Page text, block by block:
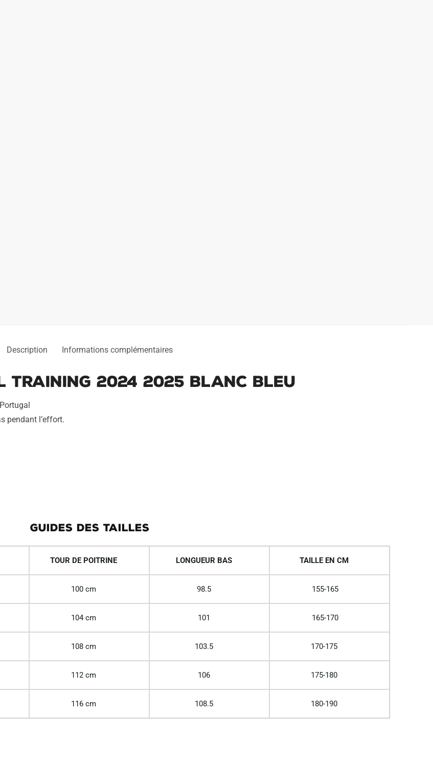
Description Informations complémentaires
2024 2025 Blanc Bleu
pendant l’effort.
GUIDES DES TAILLES
TOUR DE POITRINE LONGUEUR BAS TAILLE EN CM
100 cm 98.5 155-165
104 cm 101 165-170
108 cm 103.5 170-175
112 cm 106 175-180
116 cm 108.5 180-190